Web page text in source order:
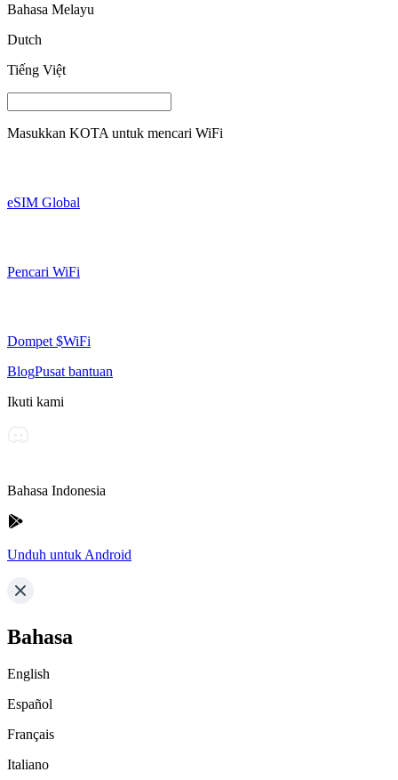
Bahasa Melayu
Dutch
Tiếng Việt
Masukkan KOTA untuk mencari WiFi
eSIM Global
Pencari WiFi
Dompet $WiFi
BlogPusat bantuan
Ikuti kami
Bahasa Indonesia
Unduh untuk Android
Bahasa
English
Español
Français
Italiano